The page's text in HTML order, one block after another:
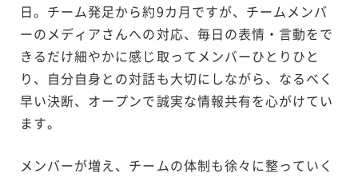
日。チーム発足から約9カ月ですが、チームメンバ
ーのメディアさんへの対応、毎日の表情・言動をで
きるだけ細やかに感じ取ってメンバーひとりひと
り、自分自身との対話も大切にしながら、なるべく
早い決断、オープンで誠実な情報共有を心がけてい
ます。
メンバーが増え、チームの体制も徐々に整っていく